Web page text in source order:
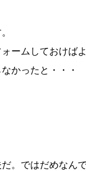
ームしておけば
かったと・・・
。ではだめなんで